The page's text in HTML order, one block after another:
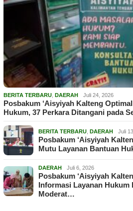
BERITA TERBARU DAERAH Juli 24, 2026
Posbakum ‘Aisyiyah Kalteng
Hukum, 37 Perkara Ditangani pada
BERITA TERBARU DAERAH Juli
Posbakum ‘Aisyiyah
Mutu Layanan Bantuan
DAERAH Juli 6, 2026
Posbakum ‘Aisyiyah
Informasi Layanan Hukum
Moderat…